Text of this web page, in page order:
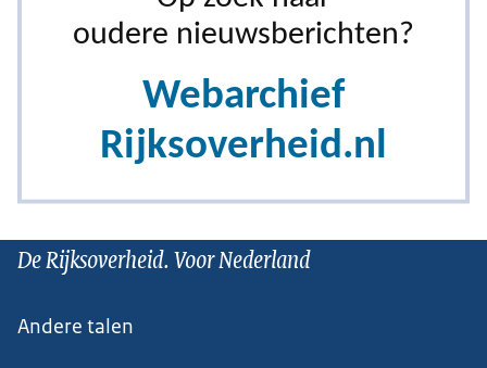
De Rijksoverheid. Voor Nederland
Andere talen